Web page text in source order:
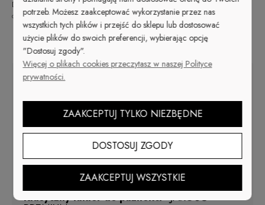
Dostępność:
duża ilość
Wysyłka w: 48
godzin
Dostawa: od 9,99 zł - ORLEN Paczka
(Polska)
Cena nie zawiera ewentualnych kosztów płatności
sprawdź formy dostawy
Opis
Klasyczny lakier do paznokci w błękitnym pastelowym kolorze.
Błękit to harmonia, spokój i wolność. Tyle pozytywów w
jednym kolorze. Możesz mieć je wszystkie, używając w swojej
stylizacji naszego LakieruCuccionr 1307.
Czas wziąć sprawy w "swoje ŁAPY" i świętuj razem z
najnowszą kolekcją Cuccio Colour™ Kittens & Canines!
Klasyczny lakier do paznokci -JAKOŚĆ
potrzeb. Możesz zaakceptować wykorzystanie przez nas
wszystkich tych plików i przejść do sklepu lub dostosować
użycie plików do swoich preferencji, wybierając opcję
"Dostosuj zgody".
Więcej o plikach cookies przeczytasz w naszej Polityce
prywatności.
ZAAKCEPTUJ TYLKO NIEZBĘDNE
DOSTOSUJ ZGODY
ZAAKCEPTUJ WSZYSTKIE